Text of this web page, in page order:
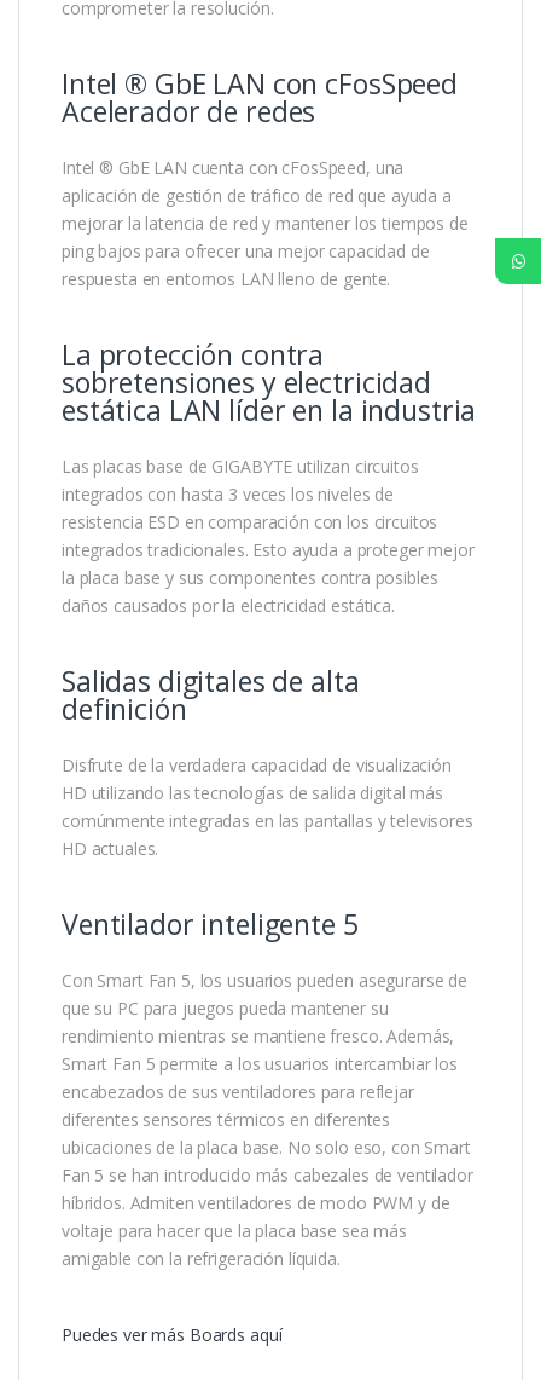
comprometer la resolución.
Intel ® GbE LAN con cFosSpeed
Acelerador de redes
Intel ® GbE LAN cuenta con cFosSpeed, una
aplicación de gestión de tráfico de red que ayuda a
mejorar la latencia de red y mantener los tiempos de
ping bajos para ofrecer una mejor capacidad de
respuesta en entornos LAN lleno de gente.
La protección contra
sobretensiones y electricidad
estática LAN líder en la industria
Las placas base de GIGABYTE utilizan circuitos
integrados con hasta 3 veces los niveles de
resistencia ESD en comparación con los circuitos
integrados tradicionales. Esto ayuda a proteger mejor
la placa base y sus componentes contra posibles
daños causados ​​por la electricidad estática.
Salidas digitales de alta
definición
Disfrute de la verdadera capacidad de visualización
HD utilizando las tecnologías de salida digital más
comúnmente integradas en las pantallas y televisores
HD actuales.
Ventilador inteligente 5
Con Smart Fan 5, los usuarios pueden asegurarse de
que su PC para juegos pueda mantener su
rendimiento mientras se mantiene fresco. Además,
Smart Fan 5 permite a los usuarios intercambiar los
encabezados de sus ventiladores para reflejar
diferentes sensores térmicos en diferentes
ubicaciones de la placa base. No solo eso, con Smart
Fan 5 se han introducido más cabezales de ventilador
híbridos. Admiten ventiladores de modo PWM y de
voltaje para hacer que la placa base sea más
amigable con la refrigeración líquida.
Puedes ver más Boards aquí